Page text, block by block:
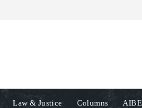
Law & Justice Columns AIBE